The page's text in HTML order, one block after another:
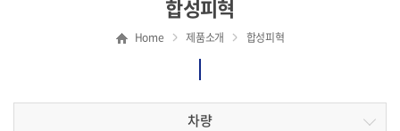
합성피혁
Home 제품소개 합성피혁
차량